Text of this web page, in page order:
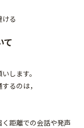
ける
て
します。
るのは，
距離での会話や発声